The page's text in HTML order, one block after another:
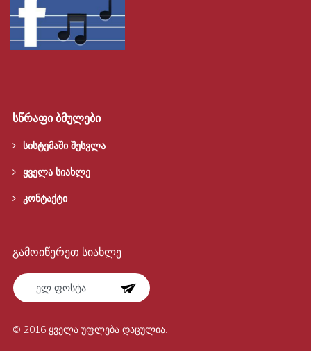
სწრაფი ბმულები
სისტემაში შესვლა
ყველა სიახლე
კონტაქტი
გამოიწერეთ სიახლე
© 2016 ყველა უფლება დაცულია.